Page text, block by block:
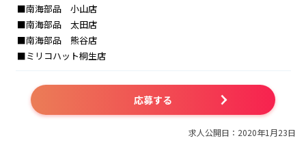
■南海部品 小山店
■南海部品 太田店
■南海部品 熊谷店
■ミリコハット桐生店
応募する
求人公開日：2020年1月23日